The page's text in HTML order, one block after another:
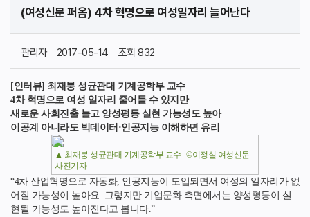
(여성신문 퍼옴) 4차 혁명으로 여성일자리 늘어난다
관리자 2017-05-14 조회 832
[인터뷰] 최재붕 성균관대 기계공학부 교수
4차 혁명으로 여성 일자리 줄어들 수 있지만
새 로운 사회진출 늘고 양성평등 실현 가능성도 높아
이공계 아니라도 빅데이터·인공지능 이해하면 유리
▲ 최재붕 성균관대 기계공학부 교수 ©이정실 여성신문
사진기자
“4차 산업혁명으로 자동화, 인공지능이 도입되면서 여성의 일자리가 없
어질 가능성이 높아요. 그렇지만 기업문화 측면에서는 양성평등이 실
현될 가능성도 높아진다고 봅니다.”